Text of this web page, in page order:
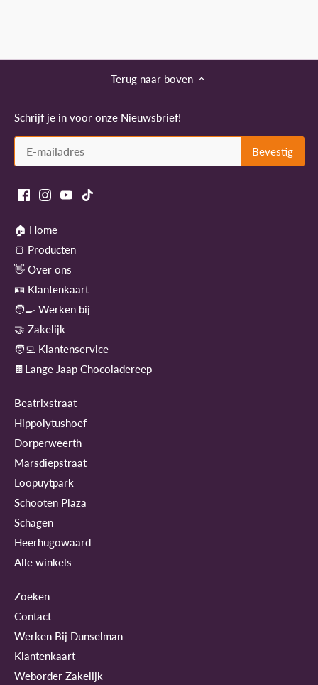
Terug naar boven
Schrijf je in voor onze Nieuwsbrief!
🏠 Home
🍞 Producten
👋 Over ons
🪪 Klantenkaart
🧑‍🍳 Werken bij
🤝 Zakelijk
🧑‍💻 Klantenservice
🍫Lange Jaap Chocoladereep
Beatrixstraat
Hippolytushoef
Dorperweerth
Marsdiepstraat
Loopuytpark
Schooten Plaza
Schagen
Heerhugowaard
Alle winkels
Zoeken
Contact
Werken Bij Dunselman
Klantenkaart
Weborder Zakelijk